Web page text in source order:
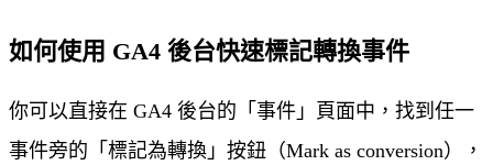
如何使用 GA4 後台快速標記轉換事件
你可以直接在 GA4 後台的「事件」頁面中，找到任一
事件旁的「標記為轉換」按鈕（Mark as conversion），